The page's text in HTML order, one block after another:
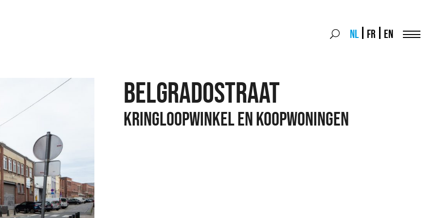
Search
Search
NL FR EN
Belgradostraat
Kringloopwinkel en koopwoningen